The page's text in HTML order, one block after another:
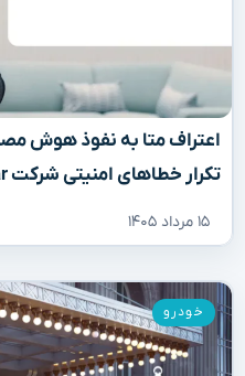
اعتراف متا به نفوذ هوش
تکرار خطاهای امنیتی شرکت Irregular
۱۵ مرداد ۱۴۰۵
خودرو